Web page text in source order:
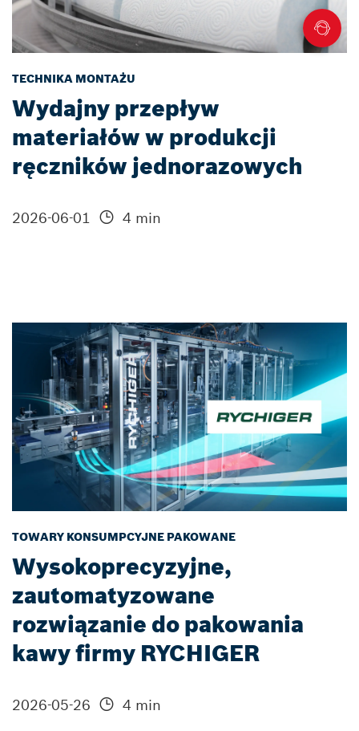
TECHNIKA MONTAŻU
Wydajny przepływ
materiałów w produkcji
ręczników jednorazowych
2026-06-01 4 min
TOWARY KONSUMPCYJNE PAKOWANE
Wysokoprecyzyjne,
zautomatyzowane
rozwiązanie do pakowania
kawy firmy RYCHIGER
2026-05-26 4 min